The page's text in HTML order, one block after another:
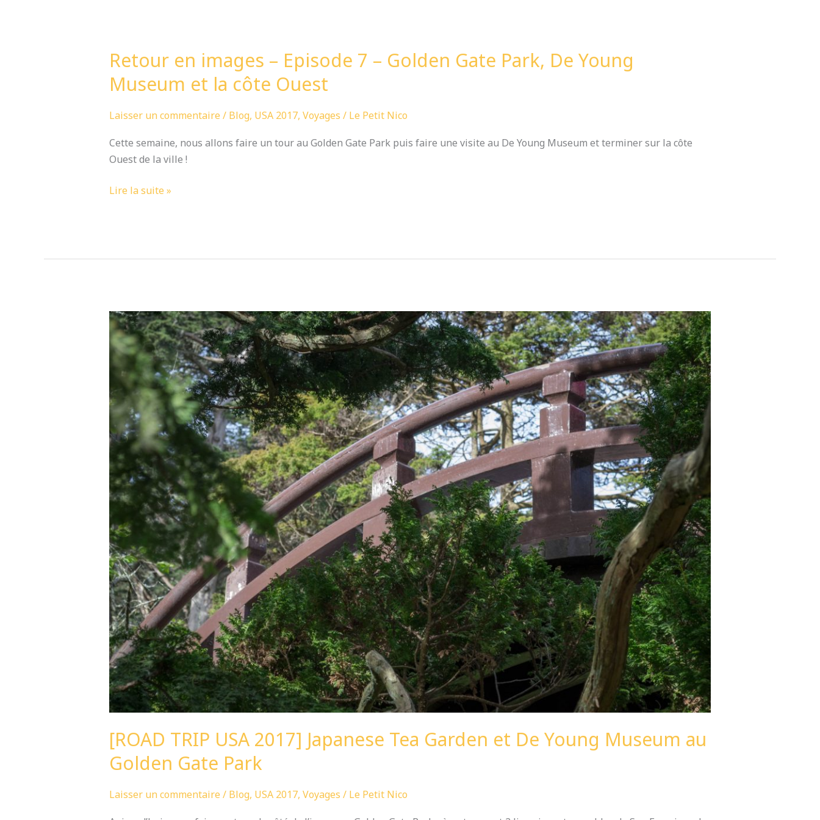
Retour en images – Episode 7 – Golden Gate Park, De Young
Museum et la côte Ouest
Laisser un commentaire / Blog, USA 2017, Voyages / Le Petit Nico
Cette semaine, nous allons faire un tour au Golden Gate Park puis faire une visite au De Young Museum et terminer sur la côte
Ouest de la ville !
images
–
Episode
–
Golden
Gate
De
la
Lire la suite »
[ROAD TRIP USA 2017] Japanese Tea Garden et De Young Museum au
Golden Gate Park
Laisser un commentaire / Blog, USA 2017, Voyages / Le Petit Nico
[ROAD
TRIP
USA
2017]
Japanese
Tea
Garden
et
De
Young
Museum
au
Golden
Gate
Park